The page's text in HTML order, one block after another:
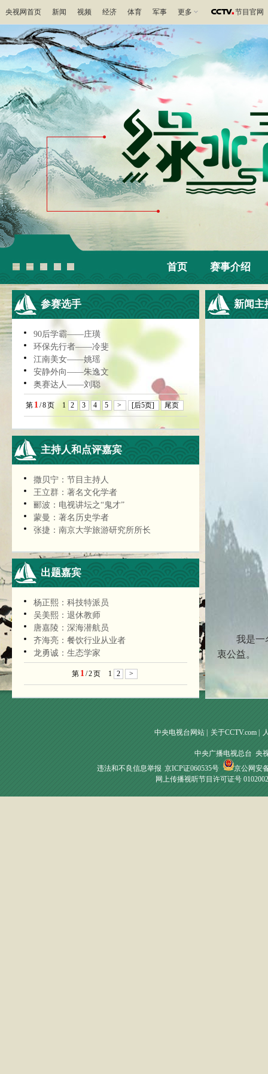
央视网首页 新闻 视频 经济 体育 军事 更多 节目官网
首页 赛事介绍
参赛选手
90后学霸——庄璜
环保先行者——冷斐
江南美女——姚瑶
安静外向——朱逸文
奥赛达人——刘聪
第 1 /8页 1 2 3 4 5 > [后5页] 尾页
主持人和点评嘉宾
撒贝宁：节目主持人
王立群：著名文化学者
郦波：电视讲坛之“鬼才”
蒙曼：著名历史学者
张捷：南京大学旅游研究所所长
出题嘉宾
杨正熙：科技特派员
吴美熙：退休教师
唐嘉陵：深海潜航员
齐海亮：餐饮行业从业者
龙勇诚：生态学家
第 1 /2页 1 2 >
新闻
我是一名
衷公益。
中央电视台网站 关于CCTV.com
中央广播电视总台 央
违法和不良信息举报 京ICP证060535号
京公网安
网上传播视听节目许可证号